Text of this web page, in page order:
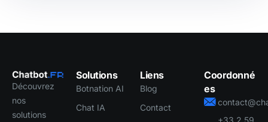
Découvrez
nos
solutions
Solutions
Botnation AI
Chat IA
Liens
Blog
Contact
Coordonné
es
+33 2 59